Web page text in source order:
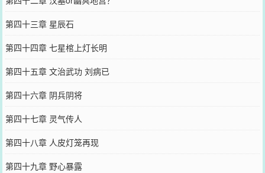
第四十三章 星辰石
第四十四章 七星棺上灯长明
第四十五章 文治武功 刘病已
第四十六章 阴兵阴将
第四十七章 灵气传人
第四十八章 人皮灯笼再现
第四十九章 野心暴露